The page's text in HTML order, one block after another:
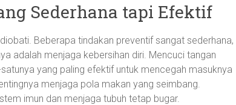
Sederhana tapi Efektif
Beberapa tindakan preventif sangat sederhana,
adalah menjaga kebersihan diri. Mencuci tangan
yang paling efektif untuk mencegah masuknya
menjaga pola makan yang seimbang.
imun dan menjaga tubuh tetap bugar.